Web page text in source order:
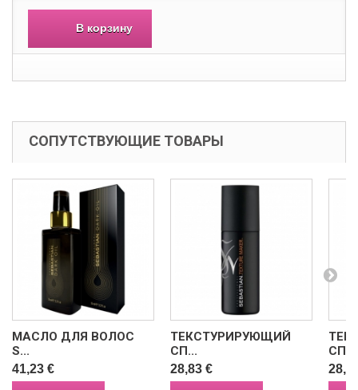
В корзину
СОПУТСТВУЮЩИЕ ТОВАРЫ
МАСЛО ДЛЯ ВОЛОС
S...
41,23 €
ТЕКСТУРИРУЮЩИЙ
СП...
28,83 €